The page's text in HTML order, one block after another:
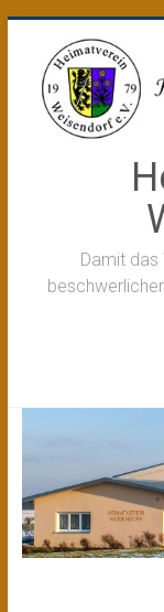
springen
Damit das